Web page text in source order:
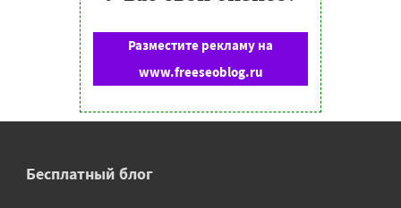
Разместите рекламу на
www.freeseoblog.ru
Бесплатный блог